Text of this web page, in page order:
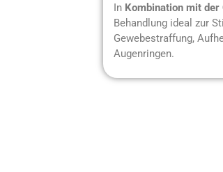
In Kombination mit
Behandlung ideal zur
Gewebestraffung,
Augenringen.